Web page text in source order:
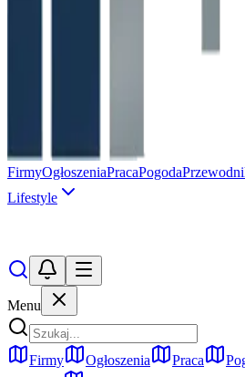
FirmyOgłoszeniaPracaPogoda
Lifestyle
Menu
Firmy Ogłoszenia Praca